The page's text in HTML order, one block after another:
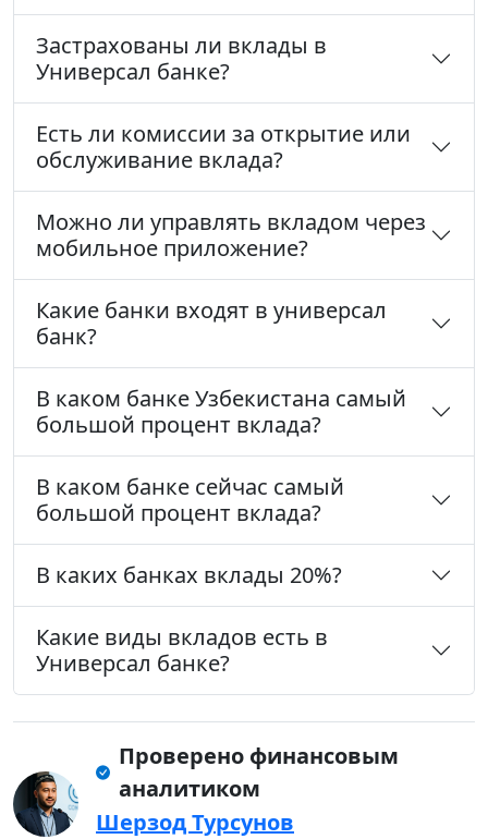
Застрахованы ли вклады в
Универсал банке?
Есть ли комиссии за открытие или
обслуживание вклада?
Можно ли управлять вкладом через
мобильное приложение?
Какие банки входят в универсал
банк?
В каком банке Узбекистана самый
большой процент вклада?
В каком банке сейчас самый
большой процент вклада?
В каких банках вклады 20%?
Какие виды вкладов есть в
Универсал банке?
Проверено финансовым
аналитиком
Шерзод Турсунов